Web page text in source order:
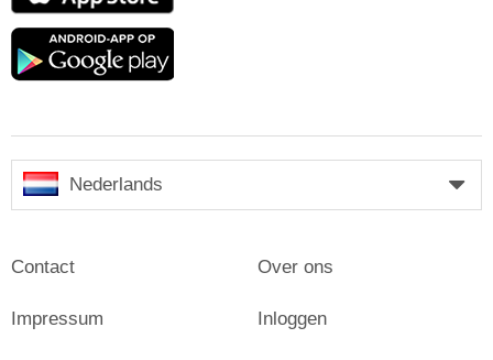
Google
Nederlands
Contact
Impressum
Over ons
Inloggen